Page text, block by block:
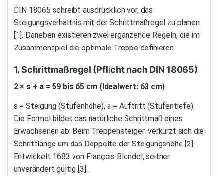
DIN 18065 schreibt ausdrücklich vor, das
Steigungsverhältnis mit der Schrittmaßregel zu planen
[1]. Daneben existieren zwei ergänzende Regeln, die im
Zusammenspiel die optimale Treppe definieren.
1. Schrittmaßregel (Pflicht nach DIN 18065)
2 × s + a = 59 bis 65 cm (Idealwert: 63 cm)
s = Steigung (Stufenhöhe), a = Auftritt (Stufentiefe).
Die Formel bildet das natürliche Schrittmaß eines
Erwachsenen ab: Beim Treppensteigen verkürzt sich die
Schrittlänge um das Doppelte der Steigungshöhe [2].
Entwickelt 1683 von François Blondel, seither
unverändert gültig [3].